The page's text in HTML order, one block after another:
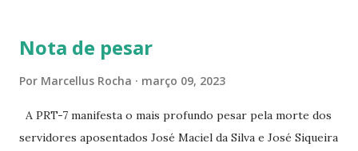
☆CINE VIP CLUBE RUA 24 DE MAIO 825 ☆CINE ECLIPSE
Nota de pesar
Por Marcellus Rocha março 09, 2023
A PRT-7 manifesta o mais profundo pesar pela morte dos
servidores aposentados José Maciel da Silva e José Siqueira